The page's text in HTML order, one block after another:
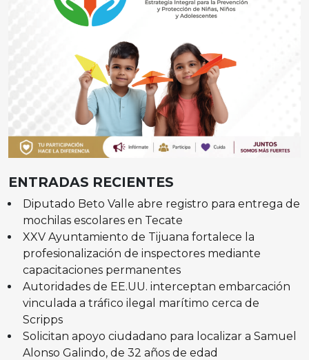
ENTRADAS RECIENTES
Diputado Beto Valle abre registro para entrega de
mochilas escolares en Tecate
XXV Ayuntamiento de Tijuana fortalece la
profesionalización de inspectores mediante
capacitaciones permanentes
Autoridades de EE.UU. interceptan embarcación
vinculada a tráfico ilegal marítimo cerca de
Scripps
Solicitan apoyo ciudadano para localizar a Samuel
Alonso Galindo, de 32 años de edad